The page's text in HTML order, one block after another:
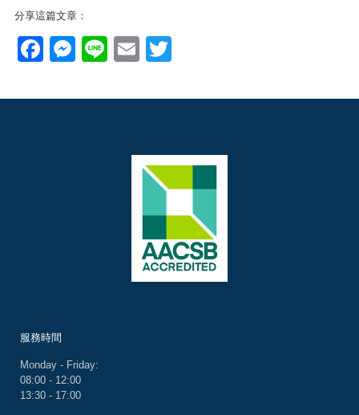
分享這篇文章：
Facebook
Messenger
LineEmail
服務時間
Monday - Friday:
08:00 - 12:00
13:30 - 17:00